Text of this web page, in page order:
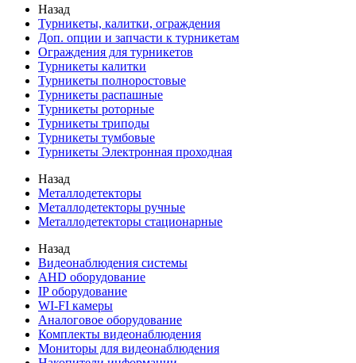
Назад
Турникеты, калитки, ограждения
Доп. опции и запчасти к турникетам
Ограждения для турникетов
Турникеты калитки
Турникеты полноростовые
Турникеты распашные
Турникеты роторные
Турникеты триподы
Турникеты тумбовые
Турникеты Электронная проходная
Назад
Металлодетекторы
Металлодетекторы ручные
Металлодетекторы стационарные
Назад
Видеонаблюдения cистемы
AHD оборудование
IP оборудование
WI-FI камеры
Аналоговое оборудование
Комплекты видеонаблюдения
Мониторы для видеонаблюдения